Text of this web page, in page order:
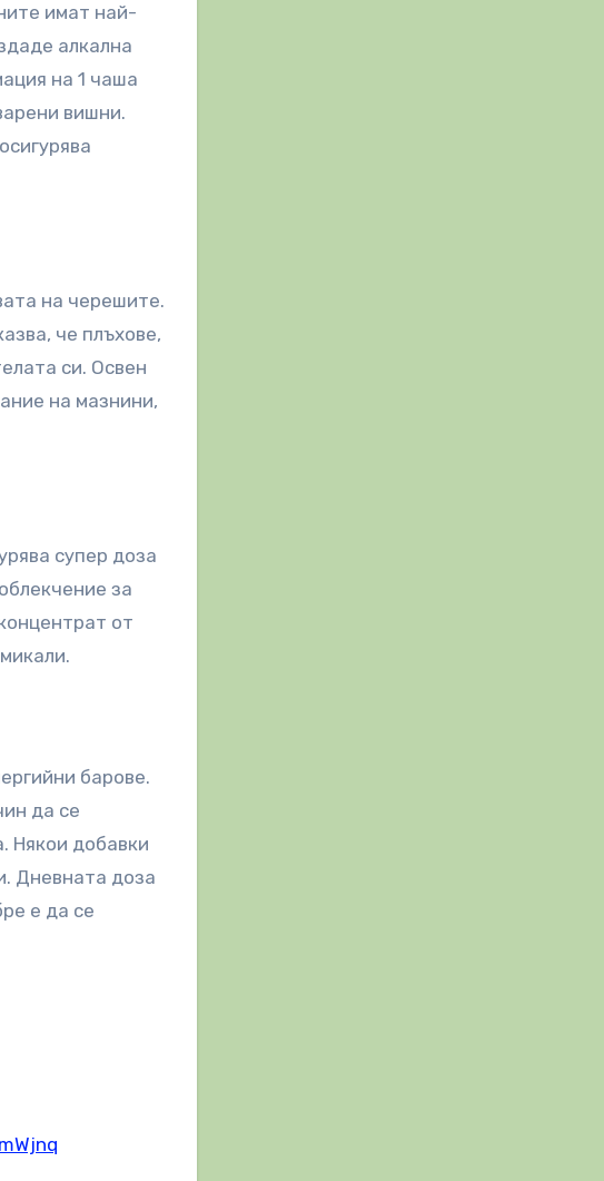
имат най-
алкална
на 1 чаша
вишни.
на черешите.
че плъхове,
си. Освен
на мазнини,
супер доза
за
от
барове.
да се
Някои добавки
Дневната доза
е да се